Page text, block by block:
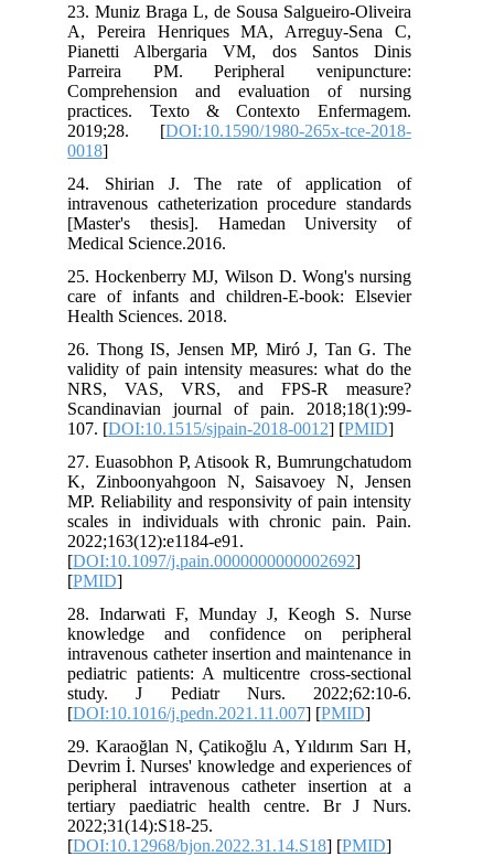
23. Muniz Braga L, de Sousa
A, Pereira Henriques MA, Arreguy-
Pianetti Albergaria VM, dos
Parreira PM. Peripheral
Comprehension and evaluation of
practices. Texto & Contexto
2019;28. [DOI:10.1590/1980-265x-
24. Shirian J. The rate of
intravenous catheterization procedure
[Master's thesis]. Hamedan
Medical Science.2016.
25. Hockenberry MJ, Wilson D.
care of infants and children-E-book:
Health Sciences. 2018.
26. Thong IS, Jensen MP, Miró J,
validity of pain intensity measures:
NRS, VAS, VRS, and FPS-R
Scandinavian journal of pain.
107. [DOI:10.1515/sjpain-2018-0012
27. Euasobhon P, Atisook R,
K, Zinboonyahgoon N, Saisavoey
MP. Reliability and responsivity of pain
scales in individuals with chronic
2022;163(12):e1184-e91.
[DOI:10.1097/
28. Indarwati F, Munday J, Keogh
knowledge and confidence on
intravenous catheter insertion and
pediatric patients: A multicentre cross-
study. J Pediatr Nurs.
[DOI:10.1016/j.pedn.2021.11.007
29. Karaoğlan N, Çatikoğlu A,
Devrim İ. Nurses' knowledge and
peripheral intravenous catheter
tertiary paediatric health centre.
2022;31(14):S18-25.
[DOI:10.12968/bjon.2022.31.14.S18